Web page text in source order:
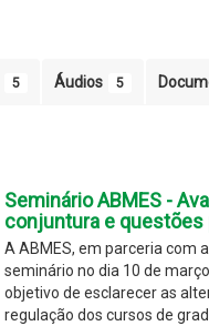
5 Áudios 5
Seminário ABMES -
conjuntura e
A ABMES, em parceria com
seminário no dia 10 de
objetivo de esclarecer as
regulação dos cursos de